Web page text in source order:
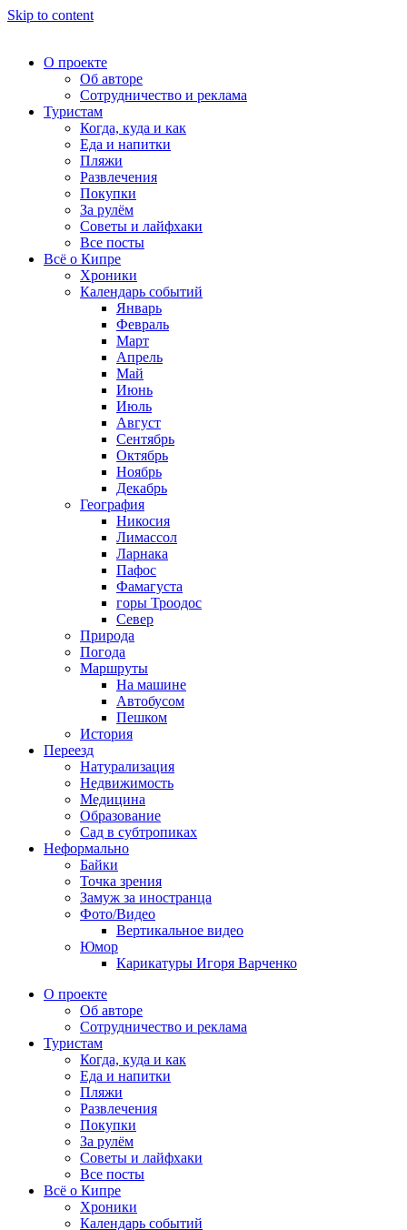
Skip to content
О проекте
Об авторе
Сотрудничество и реклама
Туристам
Когда, куда и как
Еда и напитки
Пляжи
Развлечения
Покупки
За рулём
Советы и лайфхаки
Все посты
Всё о Кипре
Хроники
Календарь событий
Январь
Февраль
Март
Апрель
Май
Июнь
Июль
Август
Сентябрь
Октябрь
Ноябрь
Декабрь
География
Никосия
Лимассол
Ларнака
Пафос
Фамагуста
горы Троодос
Север
Природа
Погода
Маршруты
На машине
Автобусом
Пешком
История
Переезд
Натурализация
Недвижимость
Медицина
Образование
Сад в субтропиках
Неформально
Байки
Точка зрения
Замуж за иностранца
Фото/Видео
Вертикальное видео
Юмор
Карикатуры Игоря Варченко
О проекте
Об авторе
Сотрудничество и реклама
Туристам
Когда, куда и как
Еда и напитки
Пляжи
Развлечения
Покупки
За рулём
Советы и лайфхаки
Все посты
Всё о Кипре
Хроники
Календарь событий